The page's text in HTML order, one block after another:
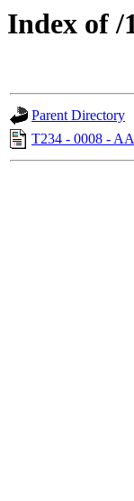
Index of /
Parent Directory
T234 - 0008 -